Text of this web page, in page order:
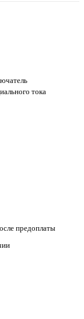
тока
предоплаты